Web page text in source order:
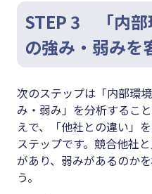
STEP 3 「内部
の強み・弱みを
次のステップは「内部環
み・弱み」を分析するこ
えで、「他社との違い」
ステップです。競合他社
があり、弱みがあるのか
う。